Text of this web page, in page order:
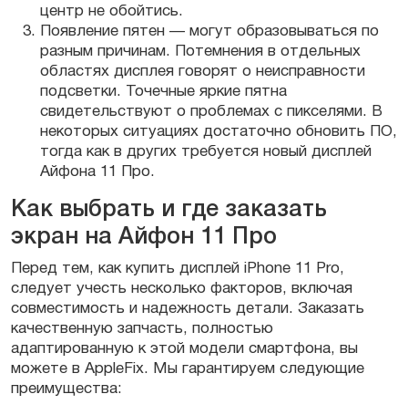
центр не обойтись.
Появление пятен — могут образовываться по
разным причинам. Потемнения в отдельных
областях дисплея говорят о неисправности
подсветки. Точечные яркие пятна
свидетельствуют о проблемах с пикселями. В
некоторых ситуациях достаточно обновить ПО,
тогда как в других требуется новый дисплей
Айфона 11 Про.
Как выбрать и где заказать
экран на Айфон 11 Про
Перед тем, как купить дисплей iPhone 11 Pro,
следует учесть несколько факторов, включая
совместимость и надежность детали. Заказать
качественную запчасть, полностью
адаптированную к этой модели смартфона, вы
можете в AppleFix. Мы гарантируем следующие
преимущества: